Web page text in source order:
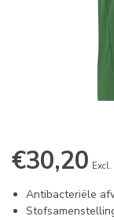
€30,20
Antibacteriële